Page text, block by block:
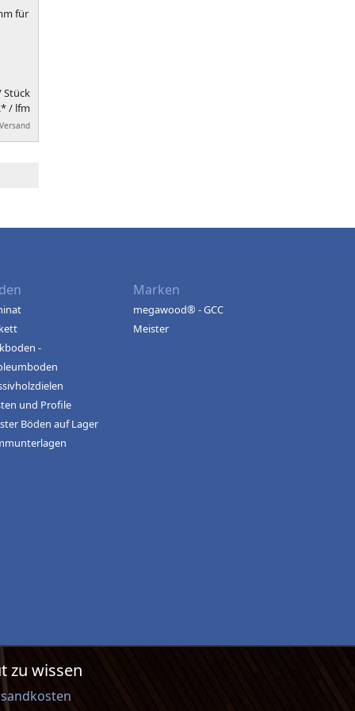
für
Stück
/ lfm
-
und Profile
Böden auf Lager
Marken
megawood® - GCC
Meister
zu wissen